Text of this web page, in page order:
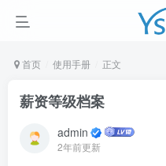
首页 使用手册 正文
薪资等级档案
admin
2年前更新